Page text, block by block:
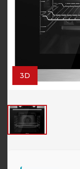
3D